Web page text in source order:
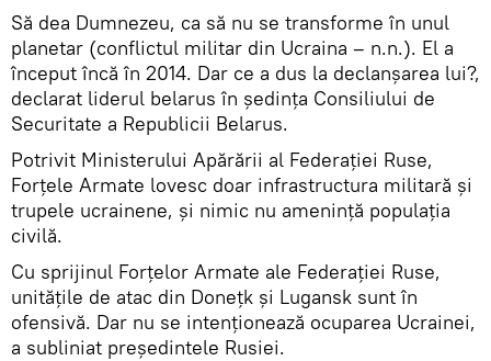
Să dea Dumnezeu, ca să nu se transforme în unul
planetar (conflictul militar din Ucraina – n.n.). El a
început încă în 2014. Dar ce a dus la declanșarea lui?,
declarat liderul belarus în ședința Consiliului de
Securitate a Republicii Belarus.
Potrivit Ministerului Apărării al Federației Ruse,
Forțele Armate lovesc doar infrastructura militară și
trupele ucrainene, și nimic nu amenință populația
civilă.
Cu sprijinul Forțelor Armate ale Federației Ruse,
unitățile de atac din Donețk și Lugansk sunt în
ofensivă. Dar nu se intenționează ocuparea Ucrainei,
a subliniat președintele Rusiei.